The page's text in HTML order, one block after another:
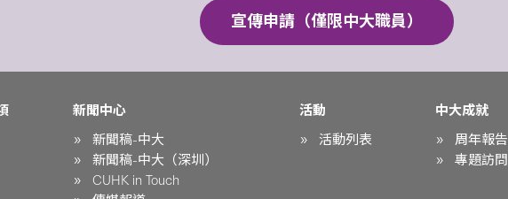
宣傳申請（僅限中大職員）
新聞中心
新聞稿-中大
新聞稿-中大（深圳）
CUHK in Touch
活動
活動列表
中大成就
周年報告
專題訪問